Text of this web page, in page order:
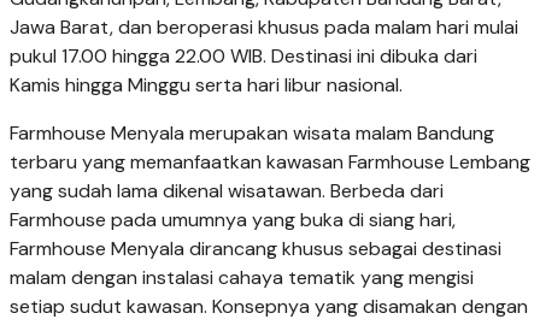
Jawa Barat, dan beroperasi khusus pada malam hari mulai
pukul 17.00 hingga 22.00 WIB. Destinasi ini dibuka dari
Kamis hingga Minggu serta hari libur nasional.
Farmhouse Menyala merupakan wisata malam Bandung
terbaru yang memanfaatkan kawasan Farmhouse Lembang
yang sudah lama dikenal wisatawan. Berbeda dari
Farmhouse pada umumnya yang buka di siang hari,
Farmhouse Menyala dirancang khusus sebagai destinasi
malam dengan instalasi cahaya tematik yang mengisi
setiap sudut kawasan. Konsepnya yang disamakan dengan